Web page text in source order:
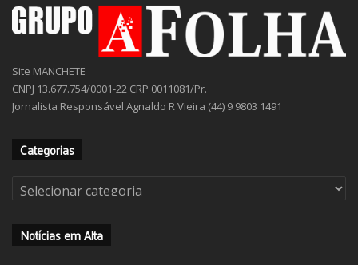
Site MANCHETE
CNPJ 13.677.754/0001-22 CRP 0011081/Pr.
Jornalista Responsável Agnaldo R Vieira (44) 9 9803 1491
Categorias
Categorias
Notícias em Alta